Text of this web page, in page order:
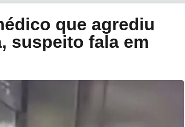
que agrediu
suspeito fala em